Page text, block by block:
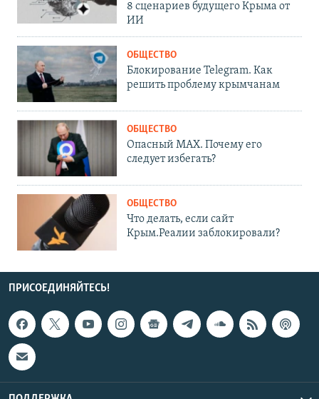
8 сценариев будущего Крыма от
ИИ
ОБЩЕСТВО
Блокирование Telegram. Как
решить проблему крымчанам
ОБЩЕСТВО
Опасный MAX. Почему его
следует избегать?
ОБЩЕСТВО
Что делать, если сайт
Крым.Реалии заблокировали?
ПРИСОЕДИНЯЙТЕСЬ!